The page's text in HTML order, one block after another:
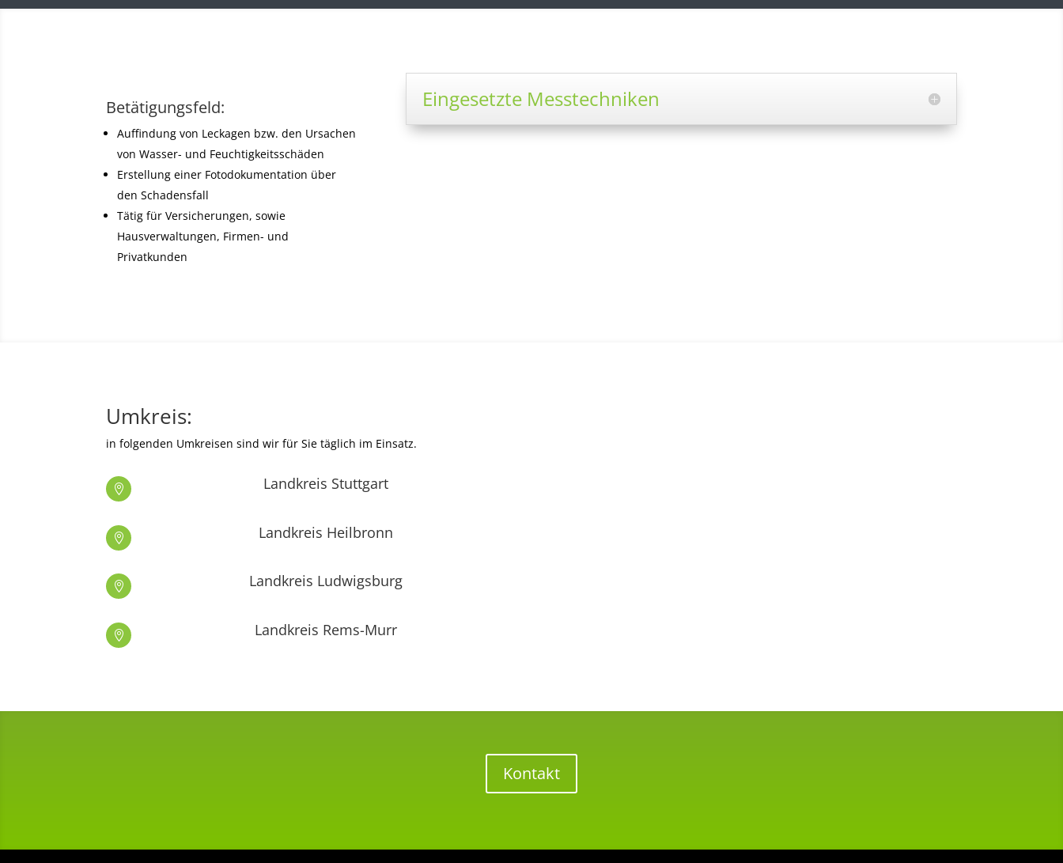
Betätigungsfeld:
Auffindung von Leckagen bzw. den Ursachen
von Wasser- und Feuchtigkeitsschäden
Erstellung einer Fotodokumentation über
den Schadensfall
Tätig für Versicherungen, sowie
Hausverwaltungen, Firmen- und
Privatkunden
Eingesetzte Messtechniken
Umkreis:
in folgenden Umkreisen sind wir für Sie täglich im Einsatz.
 Landkreis Stuttgart
 Landkreis Heilbronn
 Landkreis Ludwigsburg
 Landkreis Rems-Murr
Kontakt